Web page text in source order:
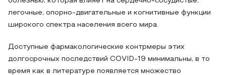
легочные, опорно-двигательные и когнитивные функции
широкого спектра населения всего мира.
Доступные фармакологические контрмеры этих
долгосрочных последствий COVID-19 минимальны, в то
время как в литературе появляется множество